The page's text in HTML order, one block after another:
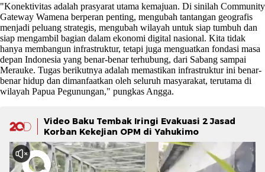
"Konektivitas adalah prasyarat utama kemajuan. Di sinilah Community
Gateway Wamena berperan penting, mengubah tantangan geografis
menjadi peluang strategis, mengubah wilayah untuk siap tumbuh dan
siap mengambil bagian dalam ekonomi digital nasional. Kita tidak
hanya membangun infrastruktur, tetapi juga menguatkan fondasi masa
depan Indonesia yang benar-benar terhubung, dari Sabang sampai
Merauke. Tugas berikutnya adalah memastikan infrastruktur ini benar-
benar hidup dan dimanfaatkan oleh seluruh masyarakat, terutama di
wilayah Papua Pegunungan," pungkas Angga.
Video Baku Tembak Iringi Evakuasi 2 Jasad
Korban Kekejian OPM di Yahukimo